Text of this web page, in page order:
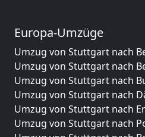
Europa-Umzüge
Umzug von Stuttgart nach
Umzug von Stuttgart nach
Umzug von Stuttgart nach
Umzug von Stuttgart nach
Umzug von Stuttgart nach
Umzug von Stuttgart nach